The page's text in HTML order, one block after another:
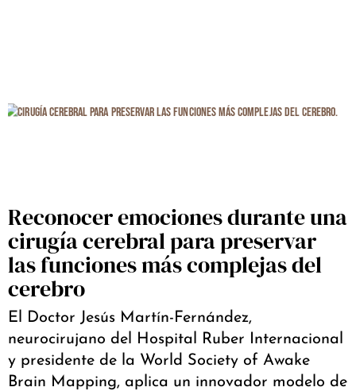
Reconocer emociones durante una
cirugía cerebral para preservar
las funciones más complejas del
cerebro
El Doctor Jesús Martín-Fernández,
neurocirujano del Hospital Ruber Internacional
y presidente de la World Society of Awake
Brain Mapping, aplica un innovador modelo de